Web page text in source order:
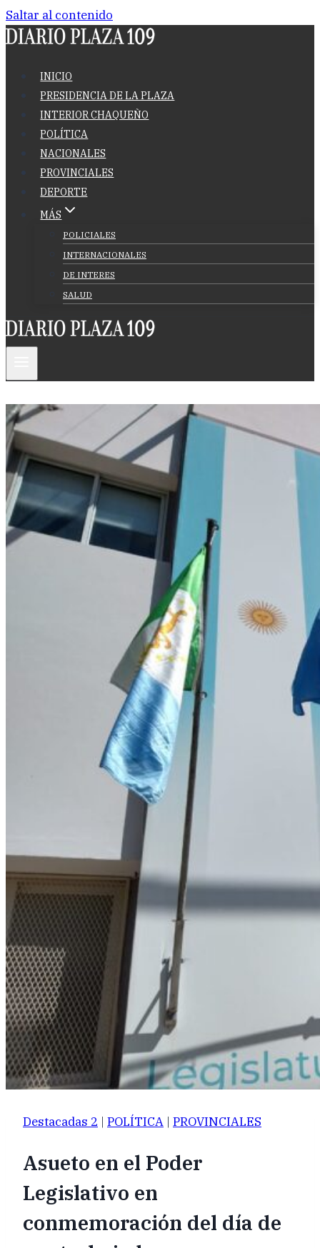
Saltar al contenido
INICIO
PRESIDENCIA DE LA PLAZA
INTERIOR CHAQUEÑO
POLÍTICA
NACIONALES
PROVINCIALES
DEPORTE
MÁS
POLICIALES
INTERNACIONALES
DE INTERES
SALUD
Destacadas 2 | POLÍTICA | PROVINCIALES
Asueto en el Poder
Legislativo en
conmemoración del día de